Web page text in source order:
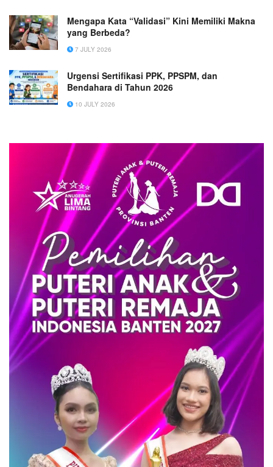
Mengapa Kata “Validasi” Kini Memiliki Makna
yang Berbeda?
7 JULY 2026
Urgensi Sertifikasi PPK, PPSPM, dan
Bendahara di Tahun 2026
10 JULY 2026